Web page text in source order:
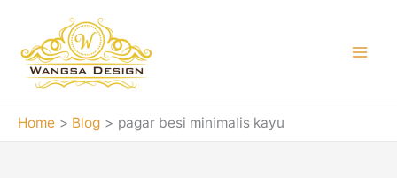
content
Home Blog pagar besi minimalis kayu